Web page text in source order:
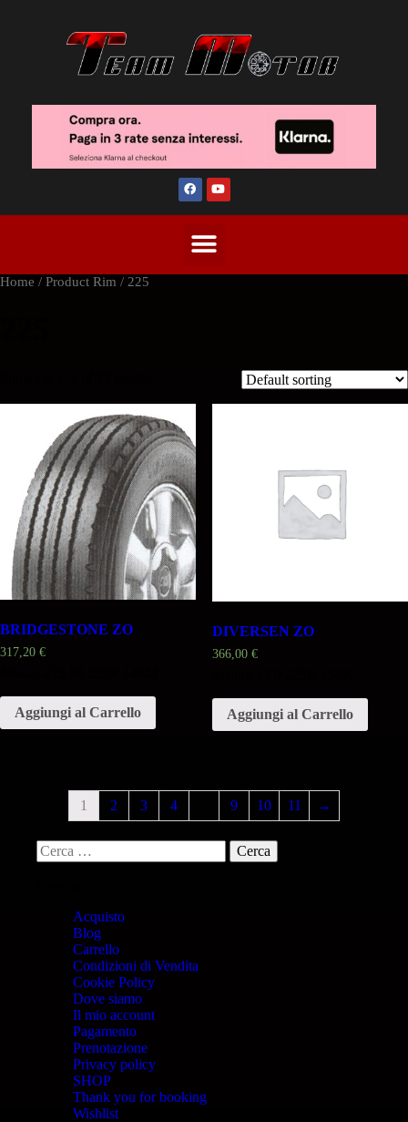
Home / Product Rim / 225
BRIDGESTONE ZO
317,20 €
Aggiungi al Carrello
DIVERSEN ZO
366,00 €
Aggiungi al Carrello
1 2 3 4 9 10 11 →
Acquisto
Blog
Carrello
Condizioni di Vendita
Cookie Policy
Dove siamo
Il mio account
Pagamento
Prenotazione
Privacy policy
SHOP
Thank you for booking
Wishlist